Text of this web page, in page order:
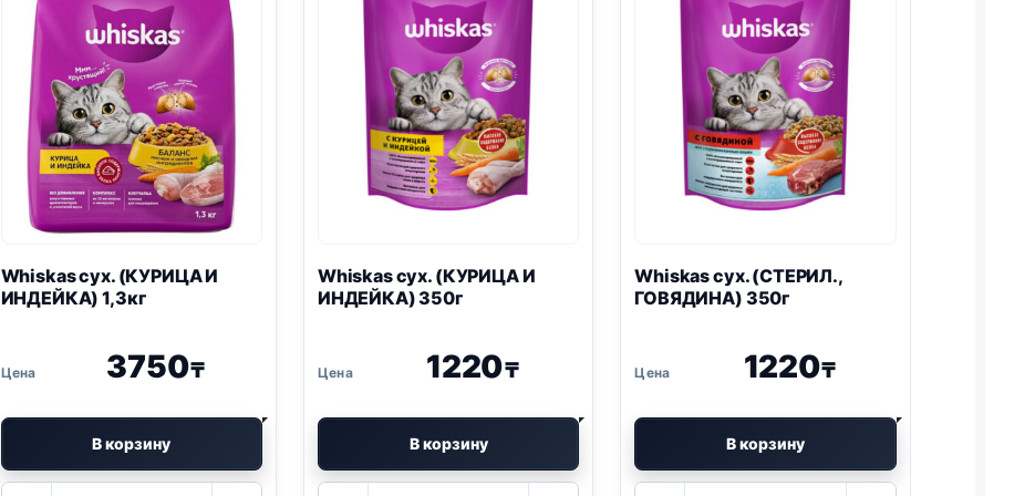
Whiskas сух. (КУРИЦА И
ИНДЕЙКА) 1,3кг
3750₸
В корзину
Whiskas сух. (КУРИЦА И
ИНДЕЙКА) 350г
1220₸
В корзину
Whiskas сух. (СТЕРИЛ.,
ГОВЯДИНА) 350г
1220₸
В корзину